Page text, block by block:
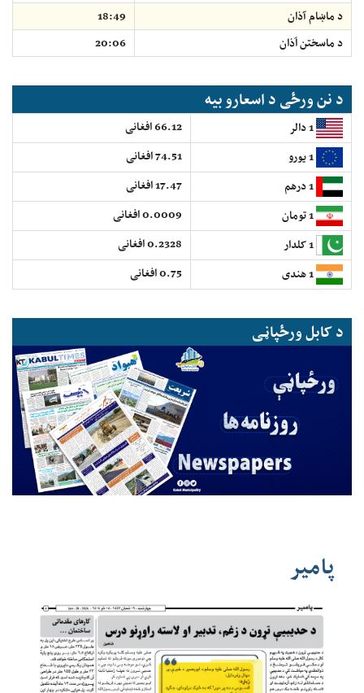
د ماښام آذان
18:49
د ماسختن اَذان
20:06
د نن ورځی د اسعارو بیه
66.12 افغانی
74.51 افغانی
17.47 افغانی
0.0009 افغانی
0.2328 افغانی
0.75 افغانی
د کابل ورځپاڼی
پامیر